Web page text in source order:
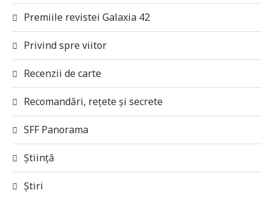
Premiile revistei Galaxia 42
Privind spre viitor
Recenzii de carte
Recomandări, rețete și secrete
SFF Panorama
Știință
Știri